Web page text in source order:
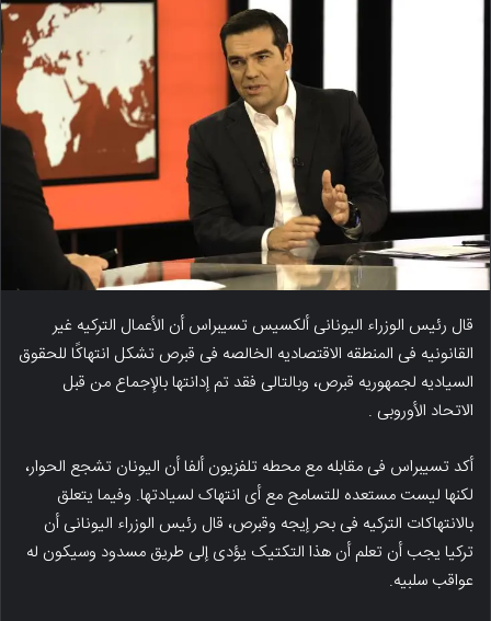
قال رئیس الوزراء الیونانی ألکسیس تسیبراس أن الأعمال الترکیه غیر
القانونیه فی المنطقه الاقتصادیه الخالصه فی قبرص تشکل انتهاکًا للحقوق
السیادیه لجمهوریه قبرص، وبالتالی فقد تم إدانتها بالإجماع من قبل
الاتحاد الأوروبی .
أکد تسیبراس فی مقابله مع محطه تلفزیون ألفا أن الیونان تشجع الحوار،
لکنها لیست مستعده للتسامح مع أی انتهاک لسیادتها. وفیما یتعلق
بالانتهاکات الترکیه فی بحر إیجه وقبرص، قال رئیس الوزراء الیونانی أن
ترکیا یجب أن تعلم أن هذا التکتیک یؤدی إلى طریق مسدود وسیکون له
عواقب سلبیه.